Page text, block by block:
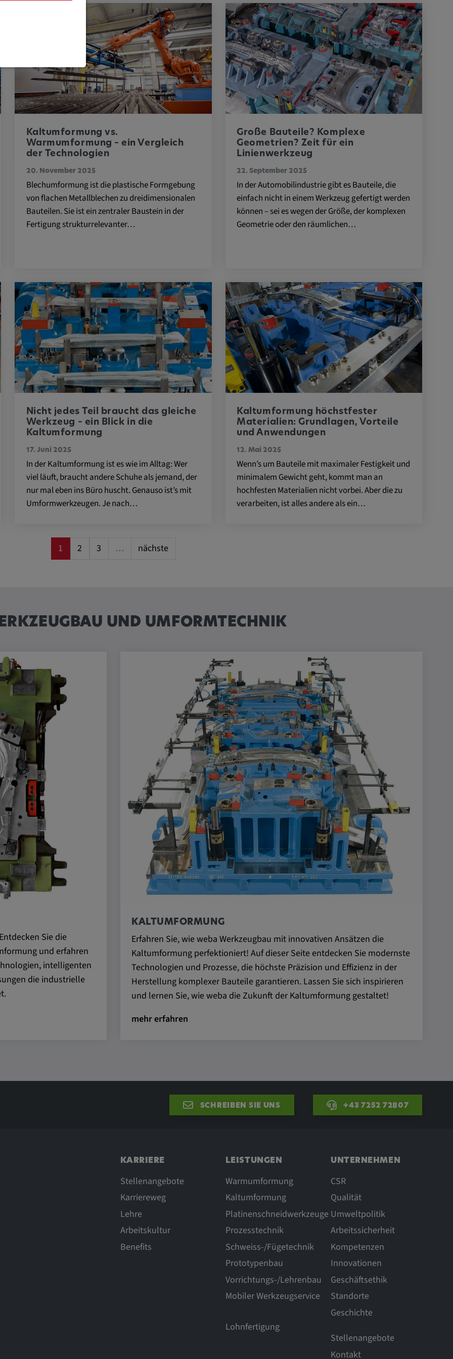
Kaltumformung vs.
Warmumformung – ein Vergleich
der Technologien
20. November 2025
Blechumformung ist die plastische Formgebung
von flachen Metallblechen zu dreidimensionalen
Bauteilen. Sie ist ein zentraler Baustein in der
Fertigung strukturrelevanter…
Große Bauteile? Komplexe
Geometrien? Zeit für ein
Linienwerkzeug
22. September 2025
In der Automobilindustrie gibt es Bauteile, die
einfach nicht in einem Werkzeug gefertigt werden
können – sei es wegen der Größe, der komplexen
Geometrie oder den räumlichen…
Nicht jedes Teil braucht das gleiche
Werkzeug – ein Blick in die
Kaltumformung
17. Juni 2025
In der Kaltumformung ist es wie im Alltag: Wer
viel läuft, braucht andere Schuhe als jemand, der
nur mal eben ins Büro huscht. Genauso ist’s mit
Umformwerkzeugen. Je nach…
Kaltumformung höchstfester
Materialien: Grundlagen, Vorteile
und Anwendungen
12. Mai 2025
Wenn’s um Bauteile mit maximaler Festigkeit und
minimalem Gewicht geht, kommt man an
hochfesten Materialien nicht vorbei. Aber die zu
verarbeiten, ist alles andere als ein…
1 2 3 … nächste
UND UMFORMTECHNIK
Sie die
und erfahren
intelligenten
die industrielle
KALTUMFORMUNG
Erfahren Sie, wie weba Werkzeugbau mit innovativen Ansätzen die
Kaltumformung perfektioniert! Auf dieser Seite entdecken Sie modernste
Technologien und Prozesse, die höchste Präzision und Effizienz in der
Herstellung komplexer Bauteile garantieren. Lassen Sie sich inspirieren
und lernen Sie, wie weba die Zukunft der Kaltumformung gestaltet!
mehr erfahren
SCHREIBEN SIE UNS +43 7252 72807
KARRIERE
Stellenangebote
Karriereweg
Lehre
Arbeitskultur
Benefits
LEISTUNGEN
Warmumformung
Kaltumformung
Platinenschneidwerkzeuge
Prozesstechnik
Schweiss-/Fügetechnik
Prototypenbau
Vorrichtungs-/Lehrenbau
Mobiler Werkzeugservice
Lohnfertigung
UNTERNEHMEN
CSR
Qualität
Umweltpolitik
Arbeitssicherheit
Kompetenzen
Innovationen
Geschäftsethik
Standorte
Geschichte
Stellenangebote
Kontakt
erforderlich.
OGPC
Nutzers
yt-
connected-
fast-
app, yt-
und zu
verwendet,
und sie den
_uetvid,
gesetzt und
des
Verhalten
das